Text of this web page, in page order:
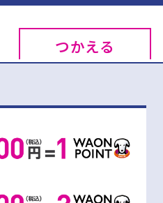
つかえる